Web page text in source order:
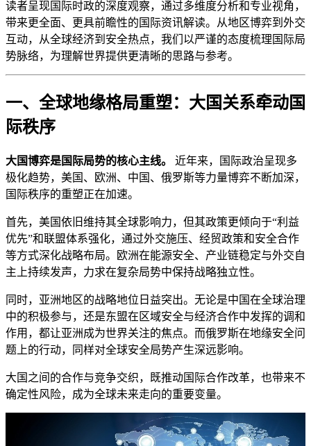
读者呈现国际时政的深度观察，通过多维度分析和专业视角，
带来更全面、更具前瞻性的国际资讯解读。从地区博弈到外交
互动，从全球经济到安全热点，我们以严谨的态度梳理国际局
势脉络，为理解世界提供更清晰的思路与参考。
一、全球地缘格局重塑：大国关系牵动国
际秩序
大国博弈是国际局势的核心主线。
近年来，国际政治呈现多
极化趋势，美国、欧洲、中国、俄罗斯等力量博弈不断加深，
国际秩序的重塑正在加速。
首先，美国依旧维持其全球影响力，但其政策更倾向于“利益
优先”和联盟体系强化，通过外交施压、经贸政策和安全合作
等方式深化战略布局。欧洲在能源安全、产业链稳定与外交自
主上持续发声，力求在复杂局势中保持战略独立性。
同时，亚洲地区的战略地位日益突出。无论是中国在全球治理
中的积极参与，还是东盟在区域安全与经济合作中发挥的调和
作用，都让亚洲成为世界关注的焦点。而俄罗斯在地缘安全问
题上的行动，同样对全球安全局势产生深远影响。
大国之间的合作与竞争交织，既推动国际合作改革，也带来不
确定性风险，成为全球未来走向的重要变量。